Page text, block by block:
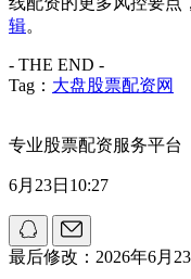
辑。
- THE END -
Tag： 大盘股票配资网
专业股票配资服务平台
6月23日10:27
最后修改：2026年6月23